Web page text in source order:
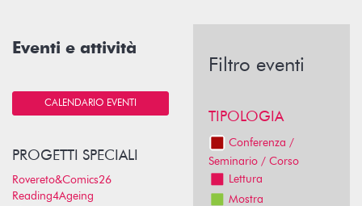
Eventi e attività
CALENDARIO EVENTI
PROGETTI SPECIALI
Rovereto&Comics26
Reading4Ageing
Filtro eventi
TIPOLOGIA
Conferenza /
Seminario / Corso
Lettura
Mostra